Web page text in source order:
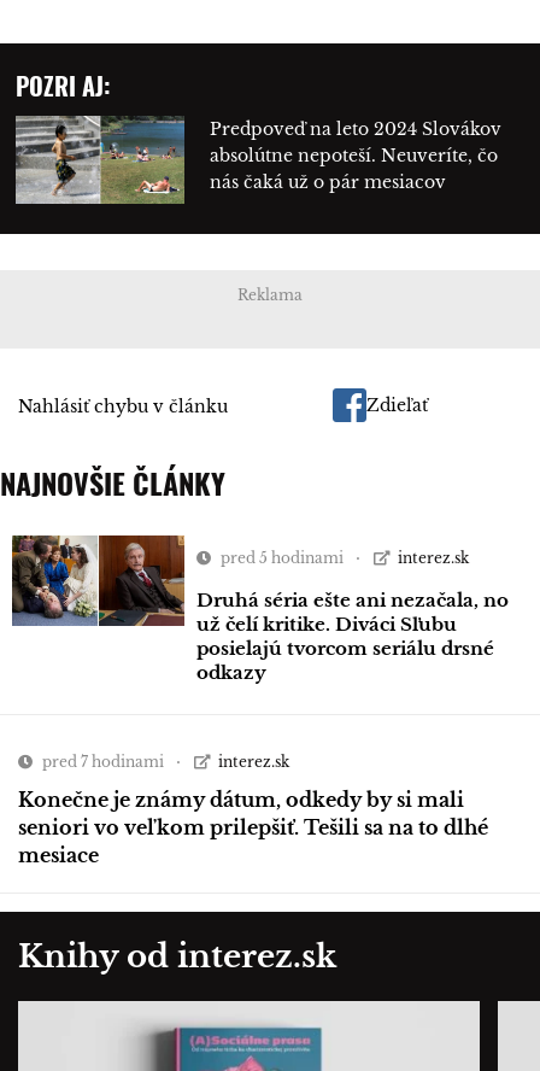
POZRI AJ:
Predpoveď na leto 2024 Slovákov
absolútne nepoteší. Neuveríte, čo
nás čaká už o pár mesiacov
Reklama
Nahlásiť chybu v článku Zdieľať
NAJNOVŠIE ČLÁNKY
pred 5 hodinami interez.sk
Druhá séria ešte ani nezačala, no
už čelí kritike. Diváci Sľubu
posielajú tvorcom seriálu drsné
odkazy
pred 7 hodinami interez.sk
Konečne je známy dátum, odkedy by si mali
seniori vo veľkom prilepšiť. Tešili sa na to dlhé
mesiace
Knihy od interez.sk